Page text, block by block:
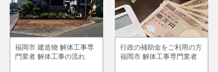
福岡市 建造物 解体工事専
門業者 解体工事の流れ
行政の補助金をご利用の方
福岡市 解体工事専門業者